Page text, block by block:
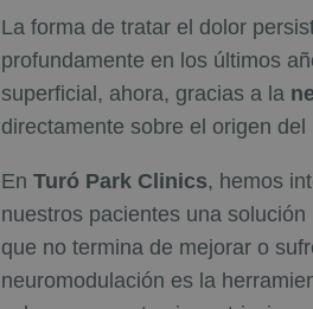
La forma de tratar el dolor
profundamente en los últimos
superficial, ahora, gracias a la
directamente sobre el origen
En Turó Park Clinics, hemos
nuestros pacientes una
que no termina de mejorar o
neuromodulación es la